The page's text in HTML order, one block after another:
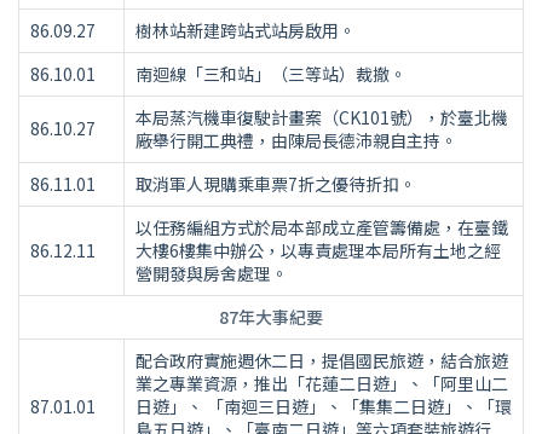
86.09.27
樹林站新建跨站式站房啟用。
86.10.01
南迴線「三和站」（三等站）裁撤。
86.10.27
本局蒸汽機車復駛計畫案（CK101號），於臺北機
廠舉行開工典禮，由陳局長德沛親自主持。
86.11.01
取消軍人現購乘車票7折之優待折扣。
86.12.11
以任務編組方式於局本部成立產管籌備處，在臺鐵
大樓6樓集中辦公，以專責處理本局所有土地之經
營開發與房舍處理。
87年大事紀要
87.01.01
配合政府實施週休二日，提倡國民旅遊，結合旅遊
業之專業資源，推出「花蓮二日遊」、「阿里山二
日遊」、 「南迴三日遊」、「集集二日遊」、「環
島五日遊」、「臺南二日遊」等六項套裝旅遊行